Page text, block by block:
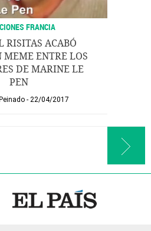
FRANCIA
RISITAS ACABÓ
MEME ENTRE LOS
DE MARINE LE
PEN
22/04/2017